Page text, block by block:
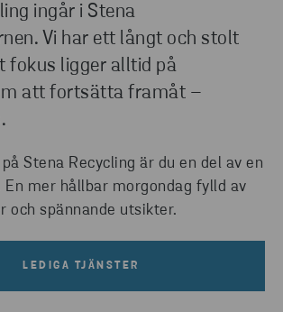
ingår i Stena
Vi har ett långt och stolt
fokus ligger alltid på
att fortsätta framåt –
Stena Recycling är du en del av en
mer hållbar morgondag fylld av
och spännande utsikter.
LEDIGA TJÄNSTER